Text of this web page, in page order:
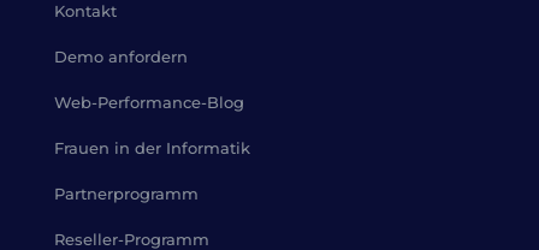
Kontakt
Demo anfordern
Web-Performance-Blog
Frauen in der Informatik
Partnerprogramm
Reseller-Programm